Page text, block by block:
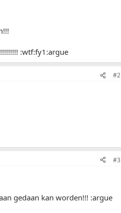
:wtf:fy1:argue
#2
#3
gedaan kan worden!!! :argue